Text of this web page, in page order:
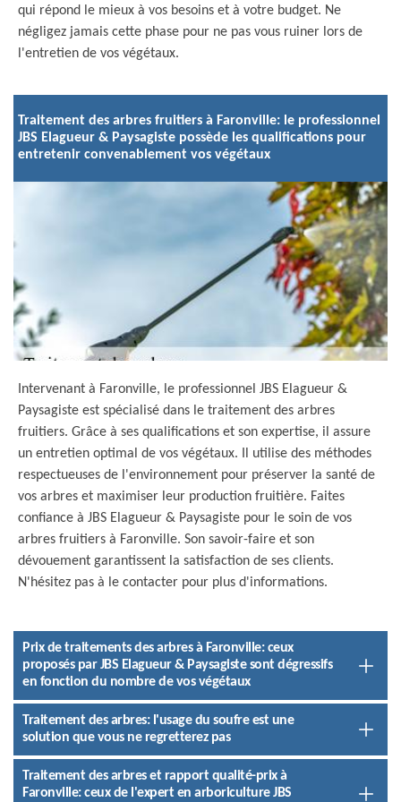
qui répond le mieux à vos besoins et à votre budget. Ne
négligez jamais cette phase pour ne pas vous ruiner lors de
l'entretien de vos végétaux.
Traitement des arbres fruitiers à Faronville: le professionnel
JBS Elagueur & Paysagiste possède les qualifications pour
entretenir convenablement vos végétaux
Intervenant à Faronville, le professionnel JBS Elagueur &
Paysagiste est spécialisé dans le traitement des arbres
fruitiers. Grâce à ses qualifications et son expertise, il assure
un entretien optimal de vos végétaux. Il utilise des méthodes
respectueuses de l'environnement pour préserver la santé de
vos arbres et maximiser leur production fruitière. Faites
confiance à JBS Elagueur & Paysagiste pour le soin de vos
arbres fruitiers à Faronville. Son savoir-faire et son
dévouement garantissent la satisfaction de ses clients.
N'hésitez pas à le contacter pour plus d'informations.
Prix de traitements des arbres à Faronville: ceux
proposés par JBS Elagueur & Paysagiste sont dégressifs
en fonction du nombre de vos végétaux
Traitement des arbres: l'usage du soufre est une
solution que vous ne regretterez pas
Traitement des arbres et rapport qualité-prix à
Faronville: ceux de l'expert en arboriculture JBS